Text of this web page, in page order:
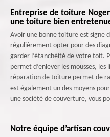
Entreprise de toiture
une toiture bien
Avoir une bonne toiture est signe
régulièrement opter pour des
garder l’étanchéité de votre toit.
permet d’enlever les mousses,
réparation de toiture permet de
est également un des moyens
une société de couverture, vous
Notre équipe d’artisan